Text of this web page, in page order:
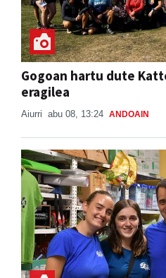
Gogoan hartu dute
eragilea
Aiurri abu 08, 13:24 ANDOAIN